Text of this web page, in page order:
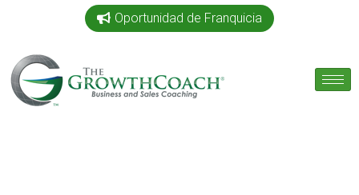
Oportunidad de Franquicia